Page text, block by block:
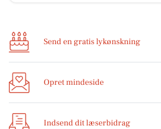
Send en gratis lykønskning
Opret mindeside
Indsend dit læserbidrag